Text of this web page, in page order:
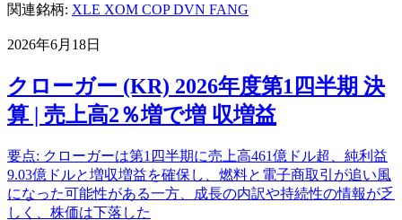
関連銘柄: XLE XOM COPDVN FANG
2026年6月18日
クローガー (KR) 2026年度第1四半期 決
算 | 売上高2％増で増 収増益
要点: クローガーは第1四半期に売上高461億ドル超、純利益
9.03億ドルと増収増益を確保し、燃料と電子商取引が追い風
になった可能性がある一方、成長の内訳や持続性の情報が乏
しく、株価は下落した